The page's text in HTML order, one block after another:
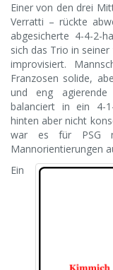
Einer von den drei
Verratti – rückte
abgesicherte 4-4-2-
sich das Trio in
improvisiert.
Franzosen solide,
und eng
balanciert in ein 4-
hinten aber nicht
war es für PSG
Mannorientierungen
Ein